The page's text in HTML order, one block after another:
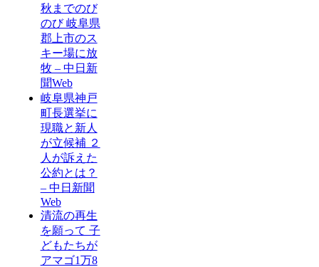
秋までのび
のび 岐阜県
郡上市のス
キー場に放
牧 – 中日新
聞Web
岐阜県神戸
町長選挙に
現職と新人
が立候補 ２
人が訴えた
公約とは？
– 中日新聞
Web
清流の再生
を願って 子
どもたちが
アマゴ1万8